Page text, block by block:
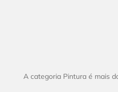
A categoria Pintura é mais